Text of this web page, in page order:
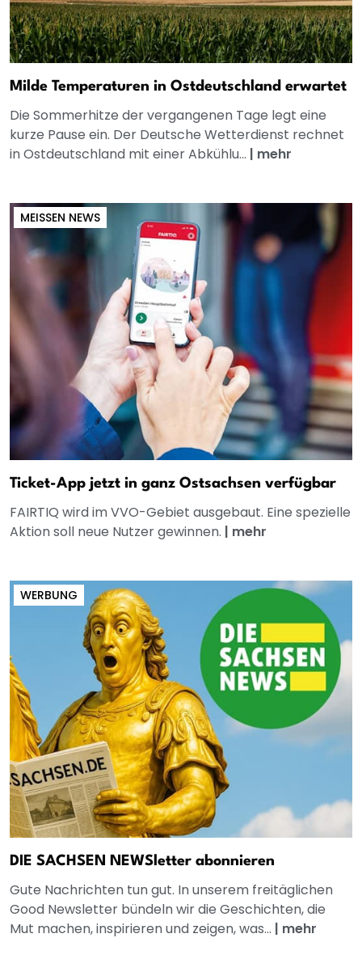
Milde Temperaturen in Ostdeutschland erwartet
Die Sommerhitze der vergangenen Tage legt eine
kurze Pause ein. Der Deutsche Wetterdienst rechnet
in Ostdeutschland mit einer Abkühlu... | mehr
MEISSEN NEWS
Ticket-App jetzt in ganz Ostsachsen verfügbar
FAIRTIQ wird im VVO-Gebiet ausgebaut. Eine spezielle
Aktion soll neue Nutzer gewinnen. | mehr
WERBUNG
DIE SACHSEN NEWSletter abonnieren
Gute Nachrichten tun gut. In unserem freitäglichen
Good Newsletter bündeln wir die Geschichten, die
Mut machen, inspirieren und zeigen, was... | mehr